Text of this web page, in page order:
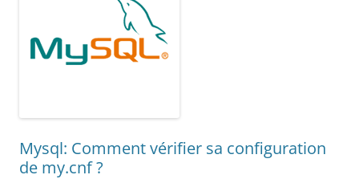
Mysql: Comment vérifier sa configuration
de my.cnf ?